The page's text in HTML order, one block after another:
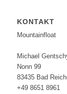
KONTAKT
Mountainfloat
Michael
Nonn 99
83435 Bad
+49 8651 8961